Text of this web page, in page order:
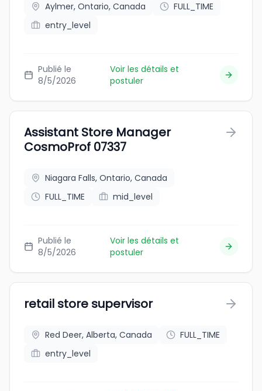
Aylmer, Ontario, Canada
FULL_TIME
entry_level
Publié le
8/5/2026
Voir les détails et
postuler
Assistant Store Manager
CosmoProf 07337
Niagara Falls, Ontario, Canada
FULL_TIME
mid_level
Publié le
8/5/2026
Voir les détails et
postuler
retail store supervisor
Red Deer, Alberta, Canada
FULL_TIME
entry_level